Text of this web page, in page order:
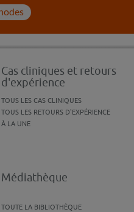
Cas cliniques et retours
d'expérience
TOUS LES CAS CLINIQUES
TOUS LES RETOURS D'EXPÉRIENCE
À LA UNE
Médiathèque
TOUTE LA BIBLIOTHÈQUE